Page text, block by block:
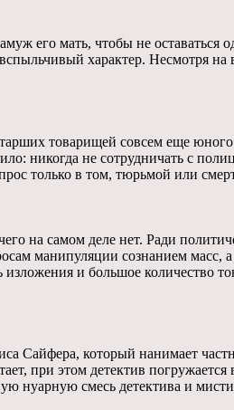
его мать, чтобы не
характер. Несмотря
товарищей совсем еще
никогда не сотрудничать с
только в том, тюрьмой или
на самом деле нет. Ради
манипуляции сознанием
и большое количество
Сайфера, который нанимает
при этом детектив
нуарную смесь детектива и